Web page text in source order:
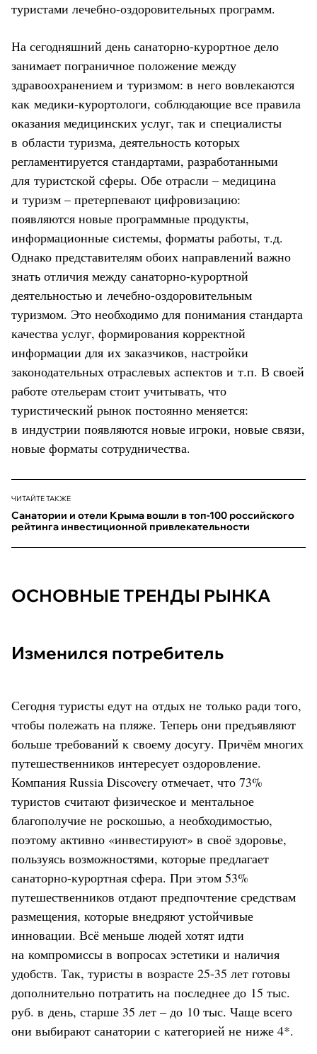
туристами лечебно-оздоровительных программ.
На сегодняшний день санаторно-курортное дело
занимает пограничное положение между
здравоохранением и туризмом: в него вовлекаются
как медики-курортологи, соблюдающие все правила
оказания медицинских услуг, так и специалисты
в области туризма, деятельность которых
регламентируется стандартами, разработанными
для туристской сферы. Обе отрасли – медицина
и туризм – претерпевают цифровизацию:
появляются новые программные продукты,
информационные системы, форматы работы, т.д.
Однако представителям обоих направлений важно
знать отличия между санаторно-курортной
деятельностью и лечебно-оздоровительным
туризмом. Это необходимо для понимания стандарта
качества услуг, формирования корректной
информации для их заказчиков, настройки
законодательных отраслевых аспектов и т.п. В своей
работе отельерам стоит учитывать, что
туристический рынок постоянно меняется:
в индустрии появляются новые игроки, новые связи,
новые форматы сотрудничества.
ЧИТАЙТЕ ТАКЖЕ
Санатории и отели Крыма вошли в топ-100 российского
рейтинга инвестиционной привлекательности
ОСНОВНЫЕ ТРЕНДЫ РЫНКА
Изменился потребитель
Сегодня туристы едут на отдых не только ради того,
чтобы полежать на пляже. Теперь они предъявляют
больше требований к своему досугу. Причём многих
путешественников интересует оздоровление.
Компания Russia Discovery отмечает, что 73%
туристов считают физическое и ментальное
благополучие не роскошью, а необходимостью,
поэтому активно «инвестируют» в своё здоровье,
пользуясь возможностями, которые предлагает
санаторно-курортная сфера. При этом 53%
путешественников отдают предпочтение средствам
размещения, которые внедряют устойчивые
инновации. Всё меньше людей хотят идти
на компромиссы в вопросах эстетики и наличия
удобств. Так, туристы в возрасте 25-35 лет готовы
дополнительно потратить на последнее до 15 тыс.
руб. в день, старше 35 лет – до 10 тыс. Чаще всего
они выбирают санатории с категорией не ниже 4*.